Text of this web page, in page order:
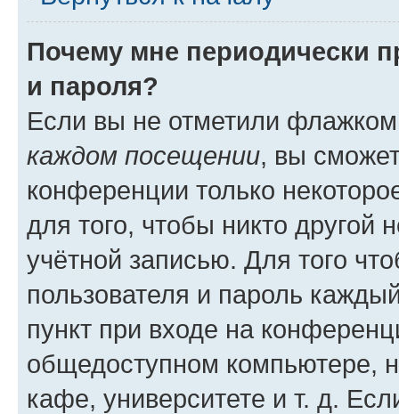
Почему мне периодически
и пароля?
Если вы не отметили
каждом посещении, вы
конференции только
для того, чтобы никто другой
учётной записью. Для того
пользователя и пароль
пункт при входе на
общедоступном компьютере,
кафе, университете и т. д.